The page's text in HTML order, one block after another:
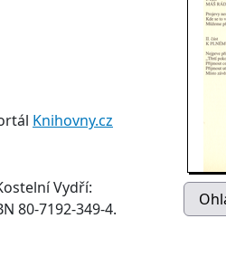
Knihovny.cz
Vydří:
80-7192-349-4.